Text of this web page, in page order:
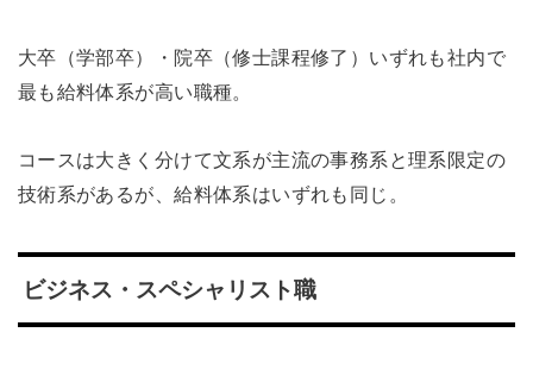
大卒（学部卒）・院卒（修士課程修了）いずれも社内で
最も給料体系が高い職種。
コースは大きく分けて文系が主流の事務系と理系限定の
技術系があるが、給料体系はいずれも同じ。
ビジネス・スペシャリスト職